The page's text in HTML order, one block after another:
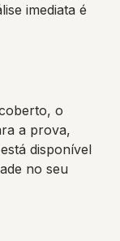
imediata é
o
a prova,
disponível
no seu